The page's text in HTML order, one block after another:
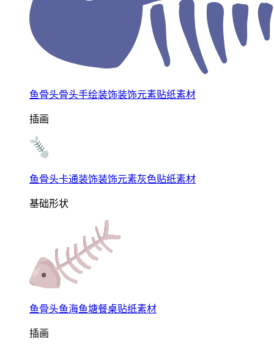
鱼骨头骨头手绘装饰装饰元素贴纸素材
插画
鱼骨头卡通装饰装饰元素灰色贴纸素材
基础形状
鱼骨头鱼海鱼塘餐桌贴纸素材
插画